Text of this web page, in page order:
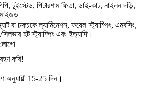
টুইস্টেড, পিটারশাম ফিতা, ডাই-কাট, নাইলন দড়ি,
বা চকচকে ল্যামিনেশন, ফয়েল স্ট্যাম্পিং, এমবসিং,
সিলভার হট স্ট্যাম্পিং এবং ইত্যাদি।
করি!
অনুযায়ী 15-25 দিন।